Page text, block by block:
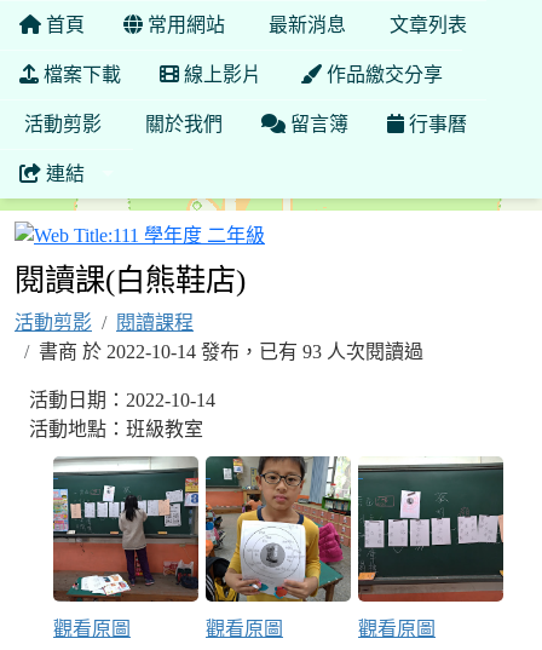
首頁 常用網站 最新消息 文章列表
檔案下載 線上影片 作品繳交分享
活動剪影 關於我們 留言簿 行事曆
連結
閱讀課(白熊鞋店)
活動剪影
閱讀課程
書商 於 2022-10-14 發布，已有 93 人次閱讀過
活動日期：2022-10-14
活動地點：班級教室
觀看原圖 觀看原圖 觀看原圖